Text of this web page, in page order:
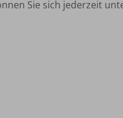
Sie sich jederzeit